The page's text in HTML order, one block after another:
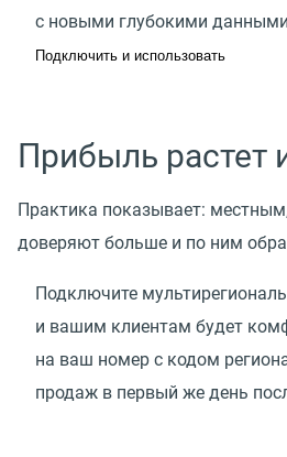
с новыми глубокими данными
Подключить и использовать
Прибыль растет
Практика показывает:
доверяют больше и по ним
Подключите
и вашим клиентам будет
на ваш номер с кодом
продаж в первый же день